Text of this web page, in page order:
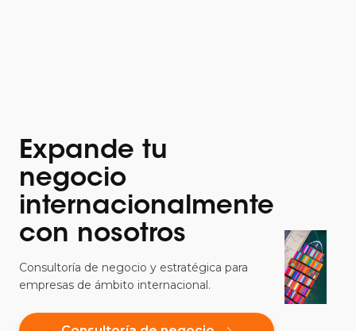
Expande tu
negocio
internacionalmente
con nosotros
Consultoría de negocio y estratégica para
empresas de ámbito internacional.